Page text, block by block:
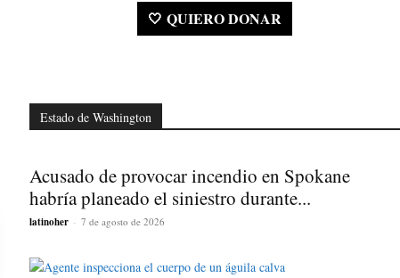
🤍 QUIERO DONAR
Estado de Washington
Acusado de provocar incendio en Spokane
habría planeado el siniestro durante...
latinoher - 7 de agosto de 2026